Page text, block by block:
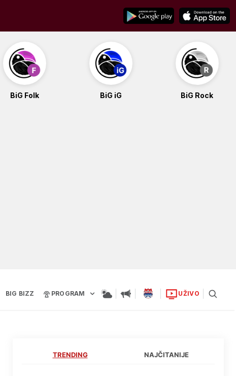
BiG Folk BiG iG BiG Rock
BIG BIZZ PROGRAM UŽIVO
TRENDING NAJČITANIJE